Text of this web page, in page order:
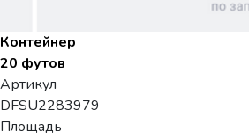
Контейнер
20 футов
Артикул
DFSU2283979
Площадь